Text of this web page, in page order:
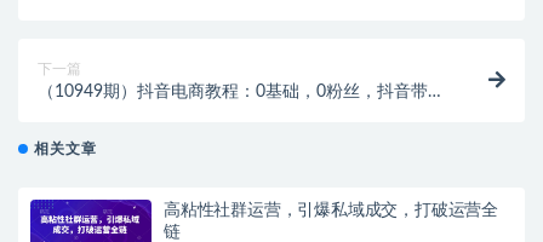
下一篇
（10949期）抖音电商教程：0基础，0粉丝，抖音带货
相关文章
高粘性社群运营，引爆私域成交，打破运营全
链